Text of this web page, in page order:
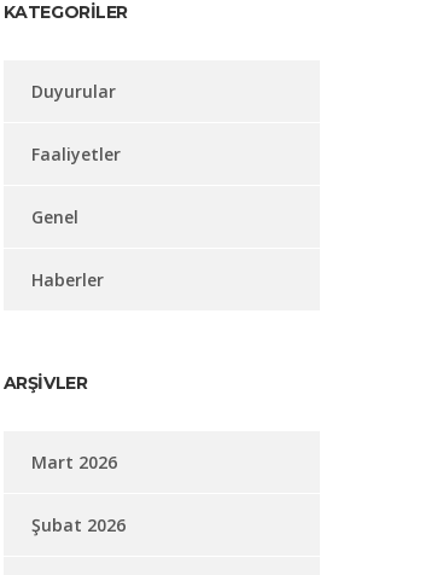
KATEGORILER
Duyurular
Faaliyetler
Genel
Haberler
ARŞIVLER
Mart 2026
Şubat 2026